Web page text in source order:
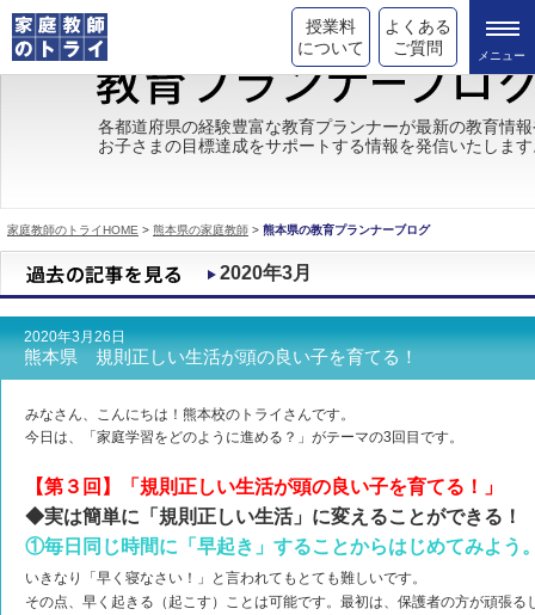
授業料
について
よくある
ご質問
トライの教育理念
成績が上がる理由
都道府県別情報
合格体験談
キャンペーン情報
各都道府県の経験豊富な教育プランナーが最新の教育情
お子さまの目標達成をサポートする情報を発信いたしま
家庭教師のトライHOME > 熊本県の家庭教師 > 熊本県の教育プランナーブログ
2020年3月
2020年3月26日
熊本県 規則正しい生活が頭の良い子を育てる！
みなさん、こんにちは！熊本校のトライさんです。
今日は、「家庭学習をどのように進める？」がテーマの3回目です。
【第３回】「規則正しい生活が頭の良い子を育てる！」
◆実は簡単に「規則正しい生活」に変えることができる！
①毎日同じ時間に「早起き」することからはじめてみよう
いきなり「早く寝なさい！」と言われてもとても難しいです。
その点、早く起きる（起こす）ことは可能です。最初は、保護者の方が頑張る